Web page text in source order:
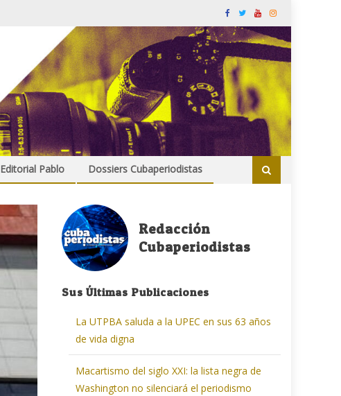
Editorial Pablo Dossiers Cubaperiodistas
Redacción
Cubaperiodistas
Sus Últimas Publicaciones
La UTPBA saluda a la UPEC en sus 63 años
de vida digna
Macartismo del siglo XXI: la lista negra de
Washington no silenciará el periodismo